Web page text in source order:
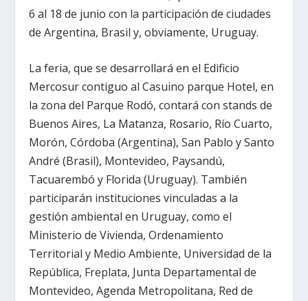
6 al 18 de junio con la participación de ciudades
de Argentina, Brasil y, obviamente, Uruguay.
La feria, que se desarrollará en el Edificio
Mercosur contiguo al Casuino parque Hotel, en
la zona del Parque Rodó, contará con stands de
Buenos Aires, La Matanza, Rosario, Río Cuarto,
Morón, Córdoba (Argentina), San Pablo y Santo
André (Brasil), Montevideo, Paysandú,
Tacuarembó y Florida (Uruguay). También
participarán instituciones vinculadas a la
gestión ambiental en Uruguay, como el
Ministerio de Vivienda, Ordenamiento
Territorial y Medio Ambiente, Universidad de la
República, Freplata, Junta Departamental de
Montevideo, Agenda Metropolitana, Red de